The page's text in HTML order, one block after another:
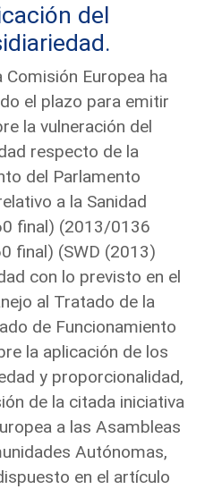
del
Europea ha
el plazo para emitir
la vulneración del
respecto de la
del Parlamento
a la Sanidad
final) (2013/0136
final) (SWD (2013)
con lo previsto en el
al Tratado de la
de Funcionamiento
la aplicación de los
y proporcionalidad,
de la citada iniciativa
a las Asambleas
Autónomas,
en el artículo